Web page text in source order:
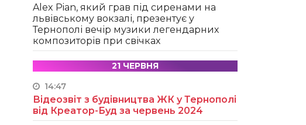
Alex Pian, який грав під сиренами на
львівському вокзалі, презентує у
Тернополі вечір музики легендарних
композиторів при свічках
21 ЧЕРВНЯ
14:47
Відеозвіт з будівництва ЖК у Тернополі
від Креатор-Буд за червень 2024